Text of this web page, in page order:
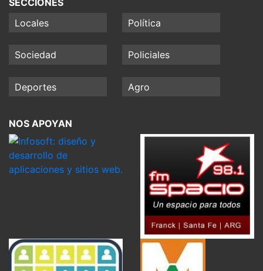
Locales
Política
Sociedad Policiales
Deportes Agro
NOS APOYAN